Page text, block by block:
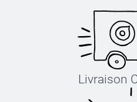
Livraison